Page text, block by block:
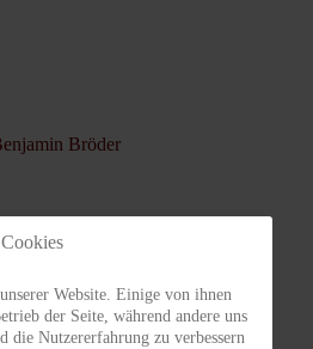
Website. Einige von ihnen
der Seite, während andere uns
die Nutzererfahrung zu verbessern